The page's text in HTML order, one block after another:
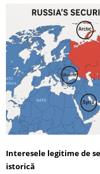
Interesele legitime de
istorică